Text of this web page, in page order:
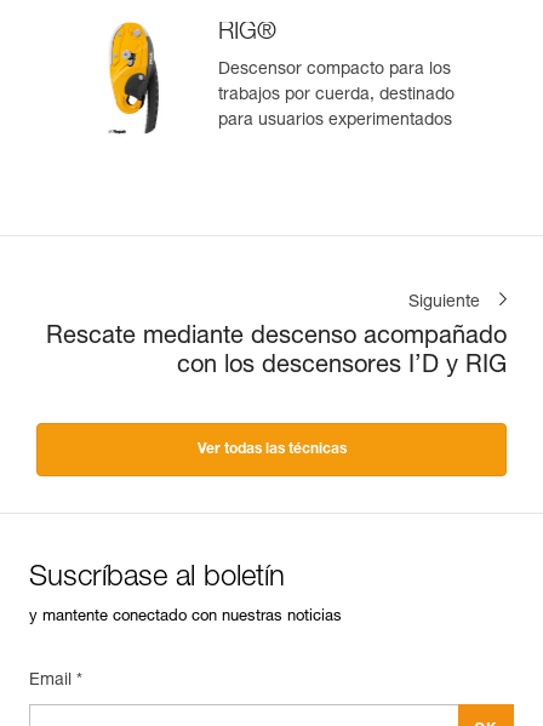
RIG®
Descensor compacto para los
trabajos por cuerda, destinado
para usuarios experimentados
Siguiente
Rescate mediante descenso acompañado
con los descensores I’D y RIG
Ver todas las técnicas
Suscríbase al boletín
y mantente conectado con nuestras noticias
Email *